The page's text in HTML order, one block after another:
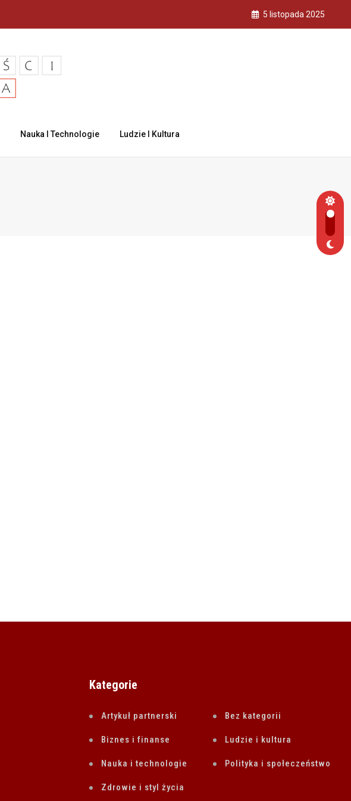
5 listopada 2025
Nauka I Technologie Ludzie I Kultura
Kategorie
Artykuł partnerski Bez kategorii
Biznes i finanse Ludzie i kultura
Nauka i technologie Polityka i społeczeństwo
Zdrowie i styl życia